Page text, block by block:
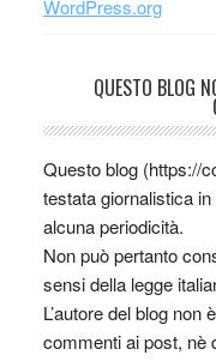
WordPress.org
QUESTO BLOG
Questo blog (https://
testata giornalistica
alcuna periodicità.
Non può pertanto
sensi della legge
L’autore del blog
commenti ai post, nè